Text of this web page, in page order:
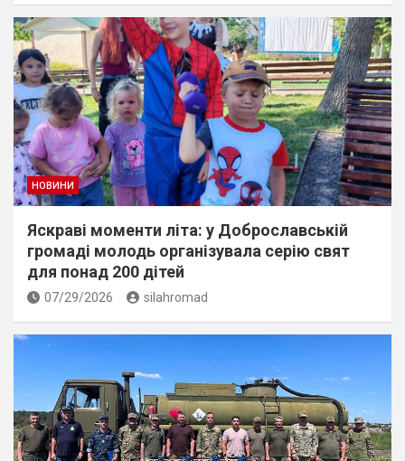
НОВИНИ
Яскраві моменти літа: у Доброславській
громаді молодь організувала серію свят
для понад 200 дітей
07/29/2026 silahromad